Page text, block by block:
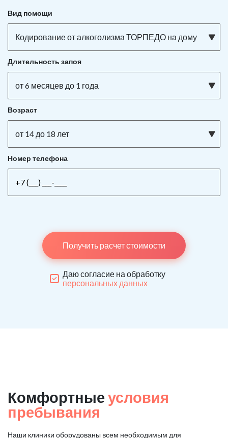
Вид помощи
Кодирование от алкоголизма ТОРПЕДО на дому
Длительность запоя
от 6 месяцев до 1 года
Возраст
от 14 до 18 лет
Номер телефона
Получить расчет стоимости
Даю согласие на обработку
персональных данных
Комфортные условия
пребывания
Наши клиники оборудованы всем необходимым для